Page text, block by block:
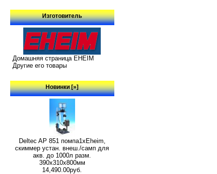
Изготовитель
Домашняя страница EHEIM
Другие его товары
Новинки [»]
Deltec AP 851 помпа1xEheim,
скиммер устан. внеш./самп для
акв. до 1000л разм.
390х310х800мм
14,490.00руб.